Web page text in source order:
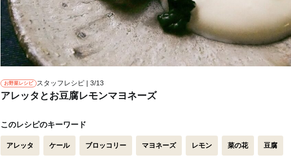
お野菜レシピ スタッフレシピ | 3/13
アレッタとお豆腐レモンマヨネーズ
このレシピのキーワード
アレッタ ケール ブロッコリー マヨネーズ レモン 菜の花 豆腐